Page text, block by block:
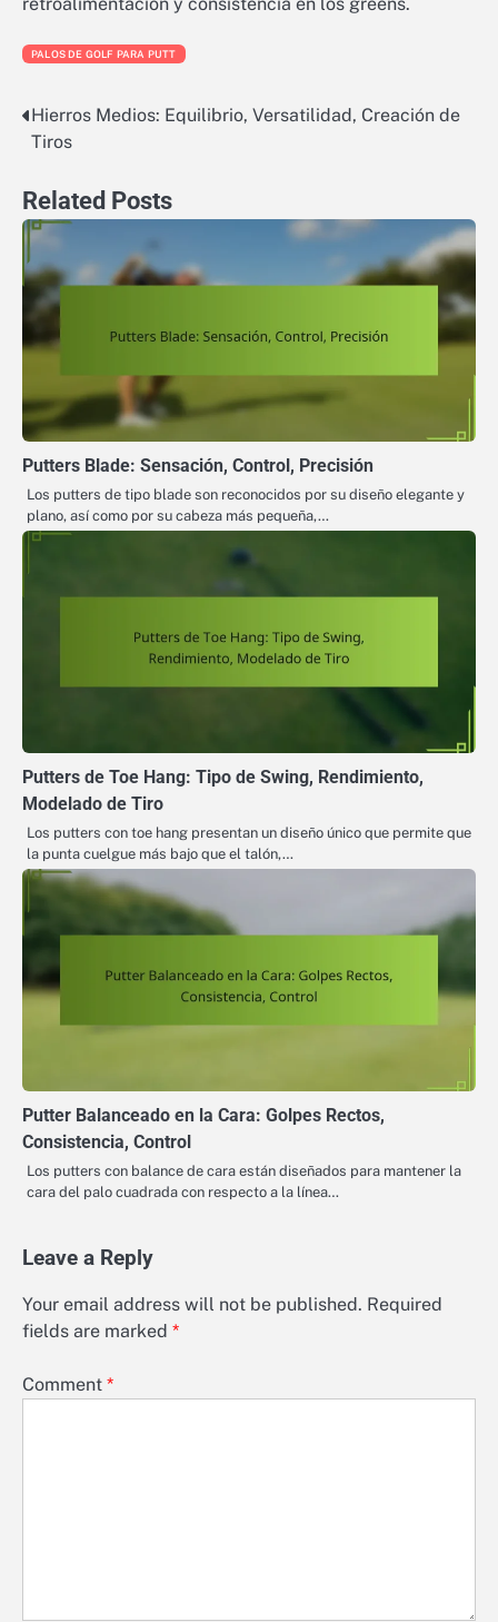
PALOS DE GOLF PARA PUTT
Post
Hierros Medios: Equilibrio, Versatilidad, Creación de
Tiros
Related Posts
Putters Blade: Sensación, Control, Precisión
Los putters de tipo blade son reconocidos por su diseño elegante y
plano, así como por su cabeza más pequeña,…
Putters de Toe Hang: Tipo de Swing, Rendimiento,
Modelado de Tiro
Los putters con toe hang presentan un diseño único que permite que
la punta cuelgue más bajo que el talón,…
Putter Balanceado en la Cara: Golpes Rectos,
Consistencia, Control
Los putters con balance de cara están diseñados para mantener la
cara del palo cuadrada con respecto a la línea…
Leave a Reply
Your email address will not be published. Required
fields are marked *
Comment *